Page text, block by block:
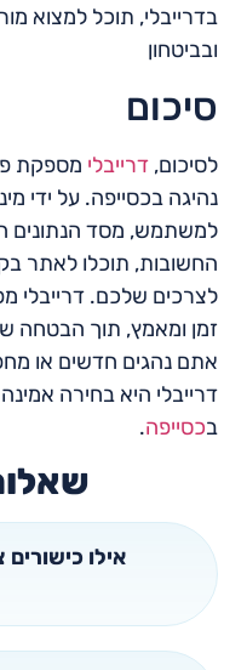
בדרייבלי, תוכל למצוא
ובביטחון
סיכום
לסיכום, דרייבלי מספקת
נהיגה בכסייפה. על ידי
למשתמש, מסד הנתונים
החשובות, תוכלו לאתר
לצרכים שלכם.
זמן ומאמץ, תוך הבטחה
אתם נהגים חדשים או
דרייבלי היא בחירה
בכסייפה.
אילו